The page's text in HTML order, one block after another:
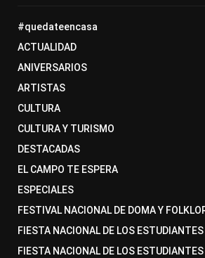
#quedateencasa
ACTUALIDAD
ANIVERSARIOS
ARTISTAS
CULTURA
CULTURA Y TURISMO
DESTACADAS
EL CAMPO TE ESPERA
ESPECIALES
FESTIVAL NACIONAL DE DOMA Y
FIESTA NACIONAL DE LOS ESTUDIANTES
FIESTA NACIONAL DE LOS ESTUDIANTES